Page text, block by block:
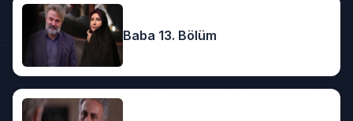
Baba 13. Bölüm